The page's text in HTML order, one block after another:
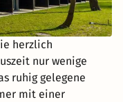
herzlich
nur wenige
ruhig gelegene
mit einer